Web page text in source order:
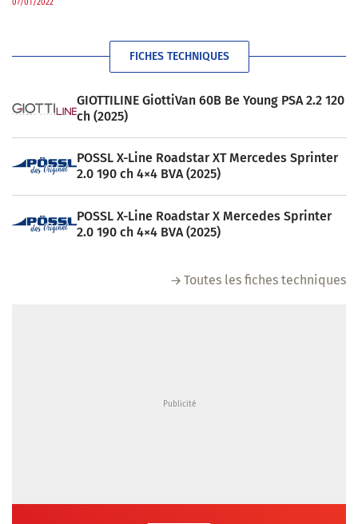
07/01/2022
FICHES TECHNIQUES
GIOTTILINE GiottiVan 60B Be Young PSA 2.2 120
ch (2025)
POSSL X-Line Roadstar XT Mercedes Sprinter
2.0 190 ch 4×4 BVA (2025)
POSSL X-Line Roadstar X Mercedes Sprinter
2.0 190 ch 4×4 BVA (2025)
Toutes les fiches techniques